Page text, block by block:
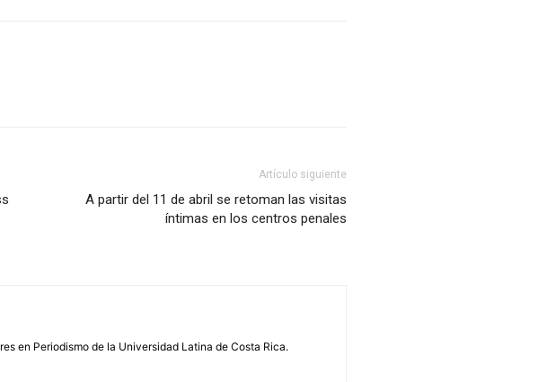
Artículo siguiente
A partir del 11 de abril se retoman las visitas
íntimas en los centros penales
en Periodismo de la Universidad Latina de Costa Rica.